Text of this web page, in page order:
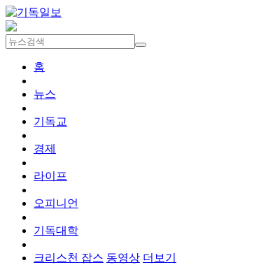
홈
뉴스
기독교
경제
라이프
오피니언
기독대학
크리스천 잡스 동영상 더보기